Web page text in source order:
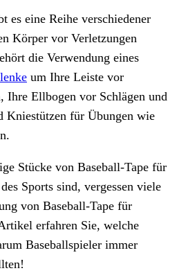
es eine Reihe verschiedener
Körper vor Verletzungen
die Verwendung eines
um Ihre Leiste vor
Ihre Ellbogen vor Schlägen und
Kniestützen für Übungen wie
Stücke von Baseball-Tape für
Sports sind, vergessen viele
von Baseball-Tape für
erfahren Sie, welche
Baseballspieler immer